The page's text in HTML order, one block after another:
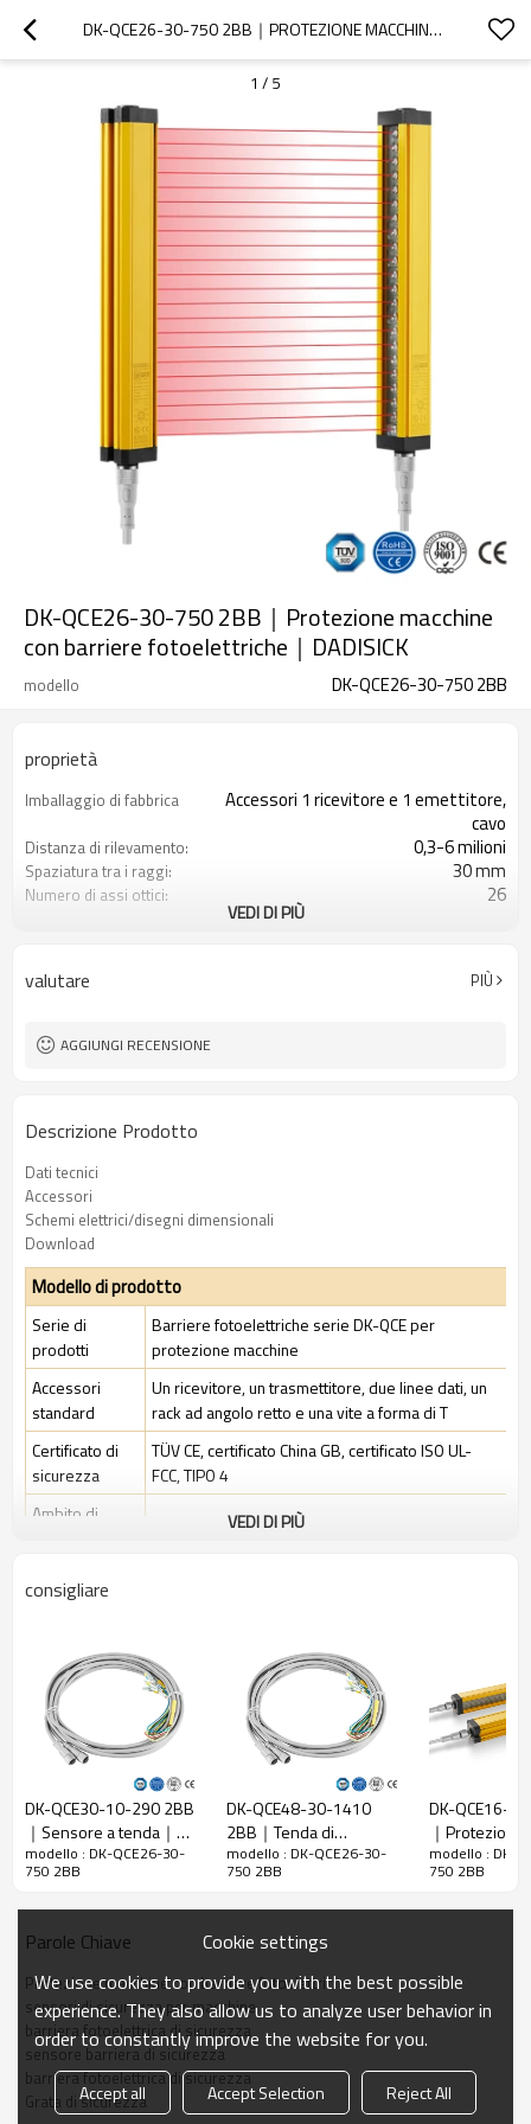
DK-QCE26-30-750 2BB｜PROTEZIONE MACCHINE CON BARRIERE FOTOELETTRICHE｜DADISICK
1 / 5
DK-QCE26-30-750 2BB｜Protezione macchine
con barriere fotoelettriche｜DADISICK
modello DK-QCE26-30-750 2BB
proprietà
Imballaggio di fabbrica
Accessori 1 ricevitore e 1 emettitore,
cavo
Distanza di rilevamento: 0,3-6 milioni
Spaziatura tra i raggi: 30 mm
Numero di assi ottici: 26
Spina di interfaccia Dotato di connettore M12
Certificazione:
VEDI DI PIÙ
valutare PIÙ
AGGIUNGI RECENSIONE
Descrizione Prodotto
Dati tecnici
Accessori
Schemi elettrici/disegni dimensionali
Download
Modello di prodotto
Serie di
prodotti
Barriere fotoelettriche serie DK-QCE per
protezione macchine
Accessori
standard
Un ricevitore, un trasmettitore, due linee dati, un
rack ad angolo retto e una vite a forma di T
Certificato di
sicurezza
TÜV CE, certificato China GB, certificato ISO UL-
FCC, TIPO 4
Ambito di
Ambiente industriale standard
Caratteristiche
risoluzione
Controlla la
precisione
38 mm
Numero di
26
Altezza di
protezione
750mm
La dimensione
30mm*30mm*L, L è la lunghezza dell'emettitore e
Distanza di
30-6000mm
Tempo di
risposta
≤15 ms
Dati meccanici
Materiale
VEDI DI PIÙ
consigliare
DK-QCE30-10-290 2BB
｜Sensore a tenda｜
DADISICK
modello : DK-QCE26-30-
750 2BB
DK-QCE48-30-1410
2BB｜Tenda di
sicurezza｜DADISICK
modello : DK-QCE26-30-
750 2BB
DK-QCE16-
｜Protezioni
per
DADISICK
modello : DK-
750 2BB
Parole Chiave
Protezione macchine con barriere fotoelettriche
sensori di sicurezza per macchine
barriera fotoelettrica di sicurezza
sensore barriera di sicurezza
barriera fotoelettrica di sicurezza
Grata di sicurezza
Cookie settings
We use cookies to provide you with the best possible
experience. They also allow us to analyze user behavior in
order to constantly improve the website for you.
Accept all Accept Selection Reject All